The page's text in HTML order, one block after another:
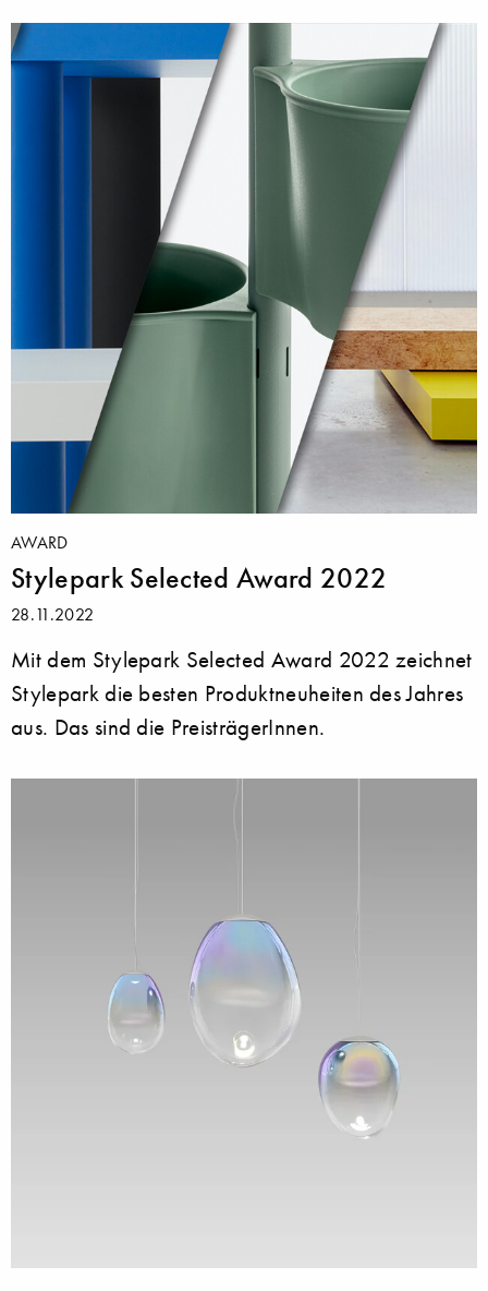
AWARD
Stylepark Selected Award 2022
28.11.2022
Mit dem Stylepark Selected Award 2022 zeichnet
Stylepark die besten Produktneuheiten des Jahres
aus. Das sind die PreisträgerInnen.